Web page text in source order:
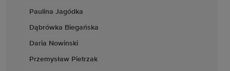
Paulina Jagódka
Dąbrówka Biegańska
Daria Nowinski
Przemysław Pietrzak